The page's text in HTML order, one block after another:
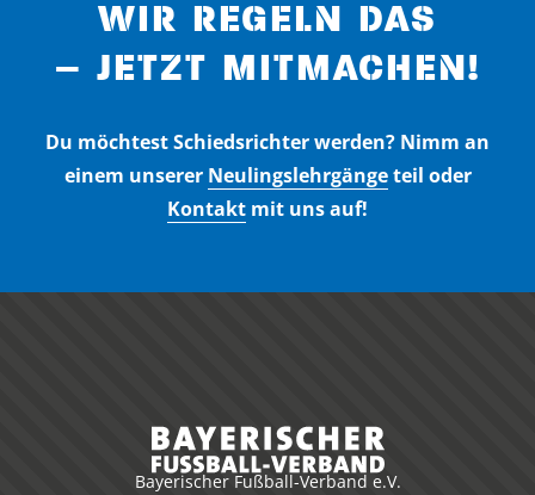
WIR REGELN DAS
– JETZT MITMACHEN!
Du möchtest Schiedsrichter werden? Nimm an
einem unserer Neulingslehrgängeteil oder
Kontakt mit uns auf!
Bayerischer Fußball-Verband e.V.